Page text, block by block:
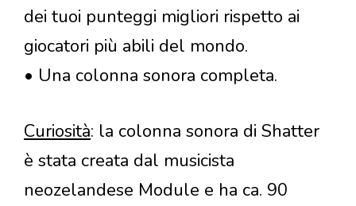
dei tuoi punteggi migliori rispetto ai
giocatori più abili del mondo.
• Una colonna sonora completa.
Curiosità: la colonna sonora di Shatter
è stata creata dal musicista
neozelandese Module e ha ca. 90